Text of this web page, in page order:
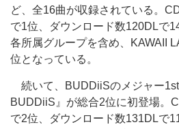
ど、全16曲が収録されている。
で1位、ダウンロード数120DLで
各所属グループを含め、KAWAII
位となっている。
続いて、BUDDiiSのメジャー
BUDDiiS』が総合2位に初登場。
で2位、ダウンロード数131DLで